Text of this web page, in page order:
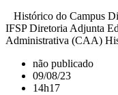
Histórico do Campus
IFSP Diretoria Adjunta
Administrativa (CAA)
não publicado
09/08/23
14h17